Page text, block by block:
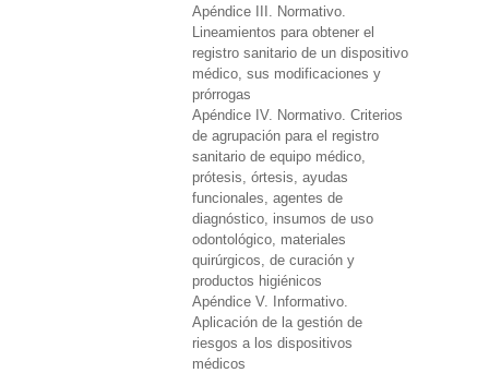
Apéndice III. Normativo.
Lineamientos para obtener el
registro sanitario de un dispositivo
médico, sus modificaciones y
prórrogas
Apéndice IV. Normativo. Criterios
de agrupación para el registro
sanitario de equipo médico,
prótesis, órtesis, ayudas
funcionales, agentes de
diagnóstico, insumos de uso
odontológico, materiales
quirúrgicos, de curación y
productos higiénicos
Apéndice V. Informativo.
Aplicación de la gestión de
riesgos a los dispositivos
médicos